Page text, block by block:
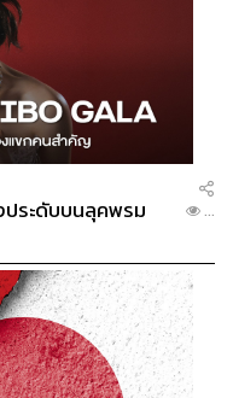
ประดับบนลุคพรม
...